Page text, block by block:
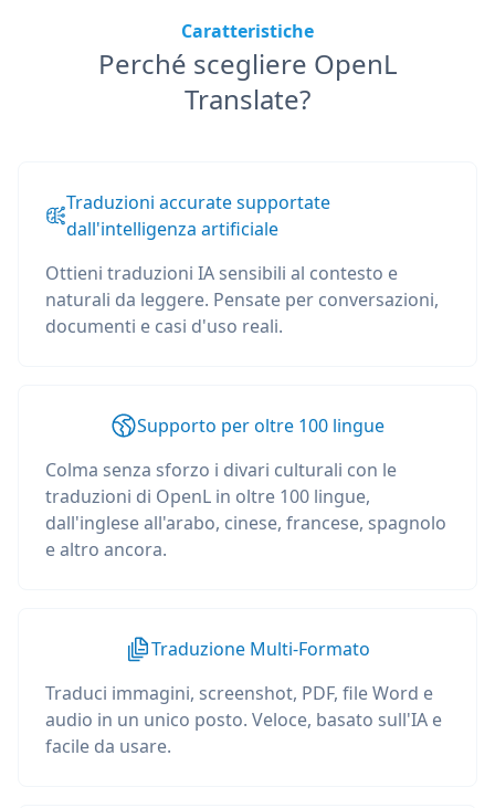
Caratteristiche
Perché scegliere OpenL
Translate?
Traduzioni accurate supportate
dall'intelligenza artificiale
Ottieni traduzioni IA sensibili al contesto e
naturali da leggere. Pensate per conversazioni,
documenti e casi d'uso reali.
Supporto per oltre 100 lingue
Colma senza sforzo i divari culturali con le
traduzioni di OpenL in oltre 100 lingue,
dall'inglese all'arabo, cinese, francese, spagnolo
e altro ancora.
Traduzione Multi-Formato
Traduci immagini, screenshot, PDF, file Word e
audio in un unico posto. Veloce, basato sull'IA e
facile da usare.